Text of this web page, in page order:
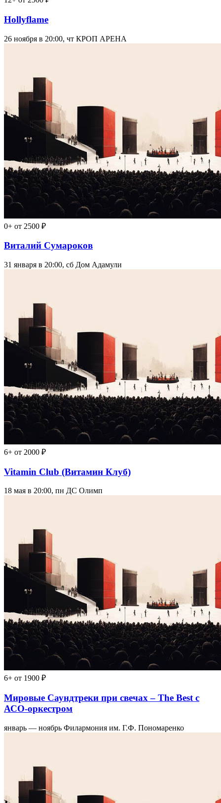
Hollyflame
26 ноября в 20:00, чт КРОП АРЕНА
0+ от 2500 ₽
Виталий Сумароков
31 января в 20:00, сб Дом Адамули
6+ от 2000 ₽
Vitamin Club (Витамин Клуб)
18 мая в 20:00, пн ДС Олимп
6+ от 1900 ₽
Мировые Саундтреки при свечах – The Best с
АСО-оркестром
январь — ноябрь Филармония им. Г.Ф. Пономаренко